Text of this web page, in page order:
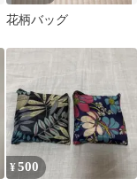
花柄バッグ
¥500